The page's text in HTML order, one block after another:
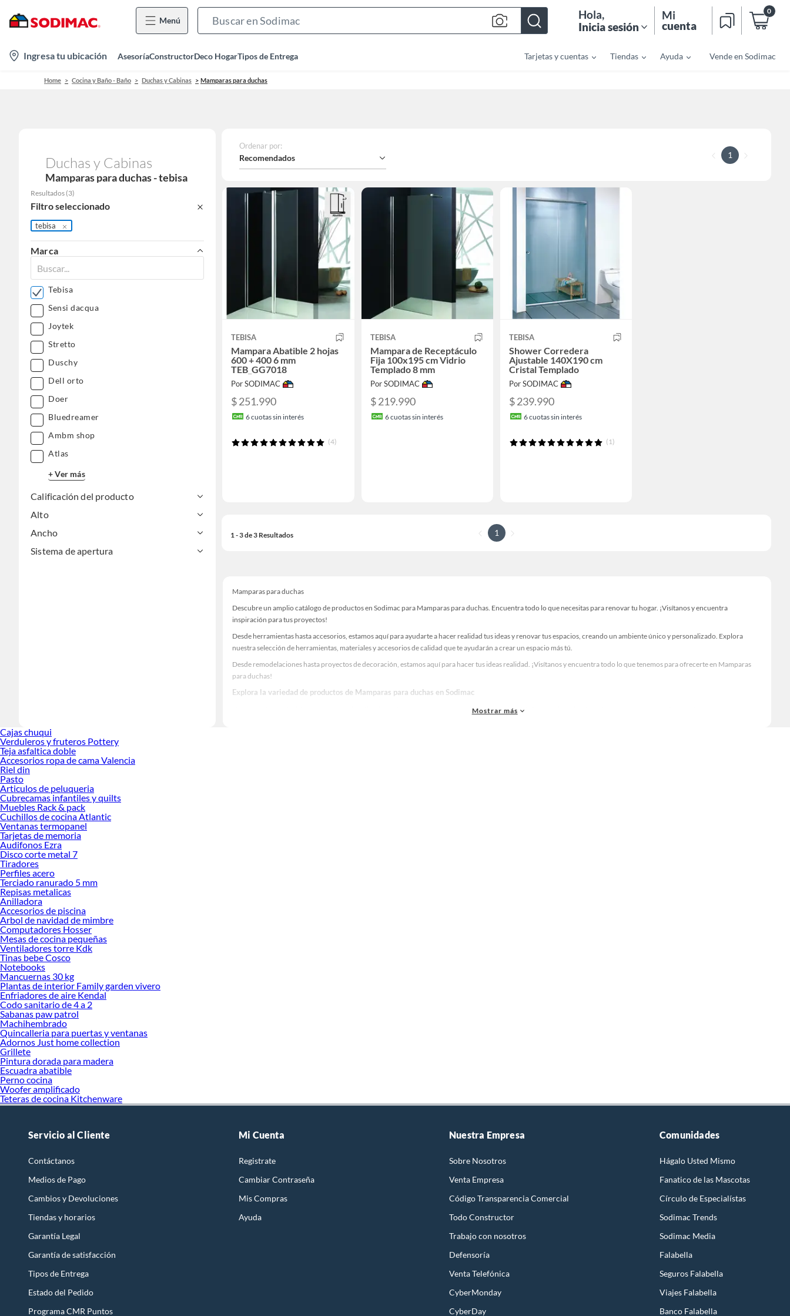
Menú
Bar
Hola,
Inicia sesión
Mi
cuenta
0
location-
icon
Ingresa tu ubicación AsesoríaConstructorDeco HogarTipos de Entrega Tarjetas y cuentas Tiendas Ayuda Vende en Sodimac
Home Cocina y Baño - Baño Duchas y Cabinas Mamparas para duchas
Duchas y Cabinas
Mamparas para duchas - tebisa
Resultados (3)
Filtro seleccionado
tebisa
Marca
Tebisa
Sensi dacqua
Joytek
Stretto
Duschy
Dell orto
Doer
Bluedreamer
Ambm shop
Atlas
+ Ver más
Calificación del producto
Alto
Ancho
Sistema de apertura
Ordenar por:
Recomendados 1
TEBISA
Mampara Abatible 2 hojas
600 + 400 6 mm
TEB_GG7018
Por SODIMAC
$ 251.990
6cuotas sin interés
(4)
TEBISA
Mampara de Receptáculo
Fija 100x195 cm Vidrio
Templado 8 mm
Por SODIMAC
$ 219.990
6cuotas sin interés
TEBISA
Shower Corredera
Ajustable 140X190 cm
Cristal Templado
Por SODIMAC
$ 239.990
6cuotas sin interés
(1)
1 - 3 de 3 Resultados 1
Mamparas para duchas
Descubre un amplio catálogo de productos en Sodimac para Mamparas para duchas. Encuentra todo lo que necesitas para renovar tu hogar. ¡Visítanos y encuentra
inspiración para tus proyectos!
Desde herramientas hasta accesorios, estamos aquí para ayudarte a hacer realidad tus ideas y renovar tus espacios, creando un ambiente único y personalizado. Explora
nuestra selección de herramientas, materiales y accesorios de calidad que te ayudarán a crear un espacio más tú.
Desde remodelaciones hasta proyectos de decoración, estamos aquí para hacer tus ideas realidad. ¡Visítanos y encuentra todo lo que tenemos para ofrecerte en Mamparas
para duchas!
Explora la variedad de productos de Mamparas para duchas en Sodimac
Herramientas, materiales y accesorios de calidad para tus proyectos y renovación de espacios. ¡Visítanos y descubre todo lo que tenemos para ofrecerte!
Mostrar más
Cajas chuqui
Verduleros y fruteros Pottery
Teja asfaltica doble
Accesorios ropa de cama Valencia
Riel din
Pasto
Articulos de peluqueria
Cubrecamas infantiles y quilts
Muebles Rack & pack
Cuchillos de cocina Atlantic
Ventanas termopanel
Tarjetas de memoria
Audifonos Ezra
Disco corte metal 7
Tiradores
Perfiles acero
Terciado ranurado 5 mm
Repisas metalicas
Anilladora
Accesorios de piscina
Arbol de navidad de mimbre
Computadores Hosser
Mesas de cocina pequeñas
Ventiladores torre Kdk
Tinas bebe Cosco
Notebooks
Mancuernas 30 kg
Plantas de interior Family garden vivero
Enfriadores de aire Kendal
Codo sanitario de 4 a 2
Sabanas paw patrol
Machihembrado
Quincalleria para puertas y ventanas
Adornos Just home collection
Grillete
Pintura dorada para madera
Escuadra abatible
Perno cocina
Woofer amplificado
Teteras de cocina Kitchenware
Servicio al Cliente
Contáctanos
Medios de Pago
Cambios y Devoluciones
Tiendas y horarios
Garantía Legal
Garantía de satisfacción
Tipos de Entrega
Estado del Pedido
Programa CMR Puntos
Mi Cuenta
Registrate
Cambiar Contraseña
Mis Compras
Ayuda
Nuestra Empresa
Sobre Nosotros
Venta Empresa
Código Transparencia Comercial
Todo Constructor
Trabajo con nosotros
Defensoría
Venta Telefónica
CyberMonday
CyberDay
Comunidades
Hágalo Usted Mismo
Fanatico de las Mascotas
Círculo de Especialístas
Sodimac Trends
Sodimac Media
Falabella
Seguros Falabella
Viajes Falabella
Banco Falabella